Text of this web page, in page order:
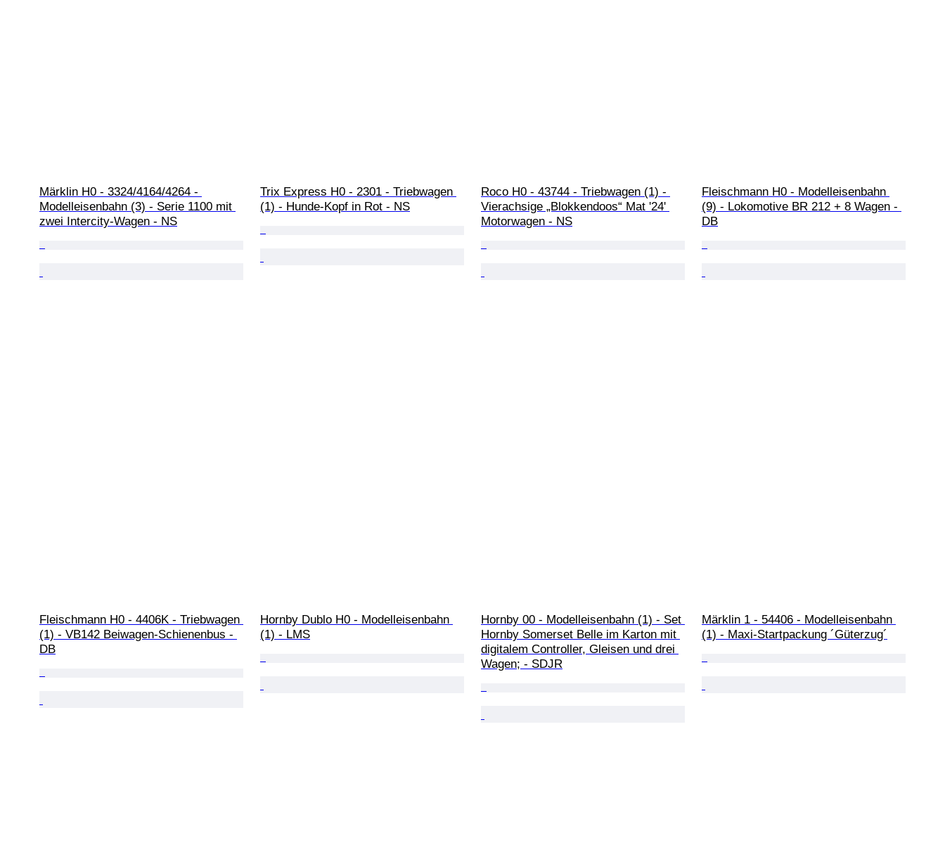
Märklin H0 - 3324/4164/4264 -
Modelleisenbahn (3) - Serie 1100 mit
zwei Intercity-Wagen - NS
Trix Express H0 - 2301 - Triebwagen
(1) - Hunde-Kopf in Rot - NS
Roco H0 - 43744 - Triebwagen (1) -
Vierachsige „Blokkendoos“ Mat '24'
Motorwagen - NS
Fleischmann H0 - Modelleisenbahn
(9) - Lokomotive BR 212 + 8 Wagen -
DB
Fleischmann H0 - 4406K - Triebwagen
(1) - VB142 Beiwagen-Schienenbus -
DB
Hornby Dublo H0 - Modelleisenbahn
(1) - LMS
Hornby 00 - Modelleisenbahn (1) - Set
Hornby Somerset Belle im Karton mit
digitalem Controller, Gleisen und drei
Wagen; - SDJR
Märklin 1 - 54406 - Modelleisenbahn
(1) - Maxi-Startpackung ´Güterzug´